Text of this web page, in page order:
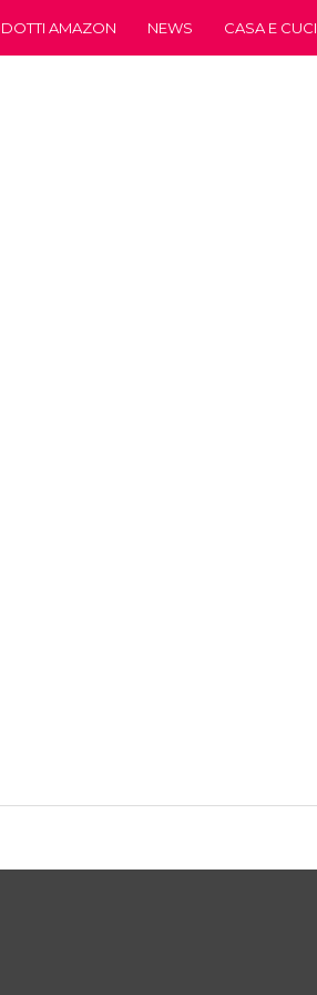
AMAZON NEWS CASA E